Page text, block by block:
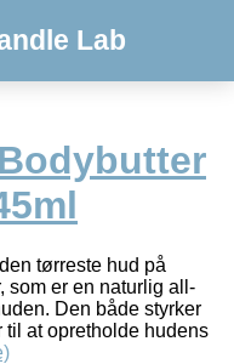
Lab
tørreste hud på
som er en naturlig all-
Den både styrker
til at opretholde hudens